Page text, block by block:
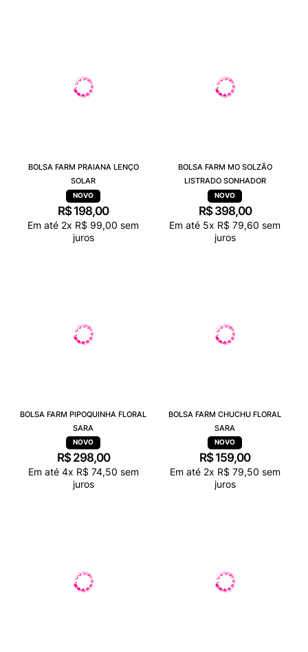
BOLSA FARM PRAIANA LENÇO
SOLAR
R$ 198,00
Em até 2x R$ 99,00 sem
juros
BOLSA FARM MO SOLZÃO
LISTRADO SONHADOR
R$ 398,00
Em até 5x R$ 79,60 sem
juros
BOLSA FARM PIPOQUINHA FLORAL
SARA
R$ 298,00
Em até 4x R$ 74,50 sem
juros
BOLSA FARM CHUCHU FLORAL
SARA
R$ 159,00
Em até 2x R$ 79,50 sem
juros